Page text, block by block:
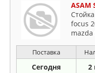
ASAM
focus
mazda
Поставка
Сегодня 2